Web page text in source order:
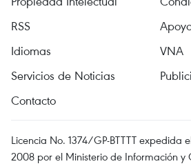
RSS
Idiomas
VNA
Servicios de Noticias
Contacto
Licencia No. 1374/GP-BTTTT expedida
2008 por el Ministerio de Información y